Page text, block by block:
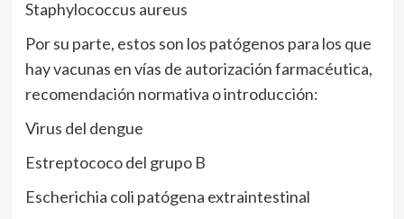
Staphylococcus aureus
Por su parte, estos son los patógenos para los que
hay vacunas en vías de autorización farmacéutica,
recomendación normativa o introducción:
Virus del dengue
Estreptococo del grupo B
Escherichia coli patógena extraintestinal